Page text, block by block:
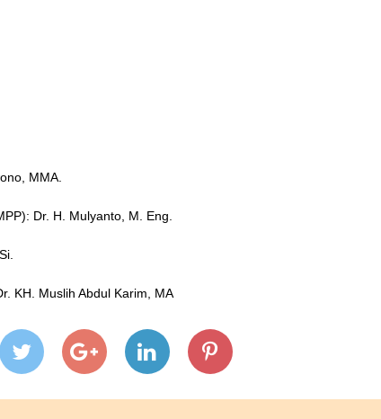
MMA.
Dr. H. Mulyanto, M. Eng.
KH. Muslih Abdul Karim, MA